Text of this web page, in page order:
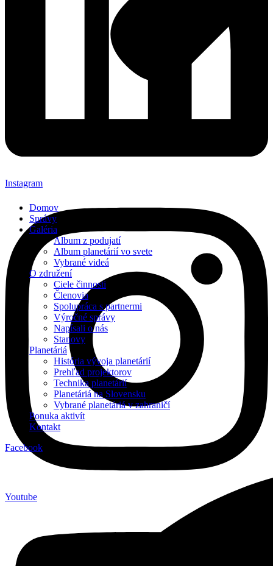
Instagram
Youtube
Domov
Správy
Galéria
Album z podujatí
Album planetárií vo svete
Vybrané videá
O združení
Ciele činnosti
Členovia
Spolupráca s partnermi
Výročné správy
Napísali o nás
Stanovy
Planetáriá
História vývoja planetárií
Prehľad projektorov
Technika planetárií
Planetáriá na Slovensku
Vybrané planetáriá v zahraničí
Ponuka aktivít
Kontakt
Facebook